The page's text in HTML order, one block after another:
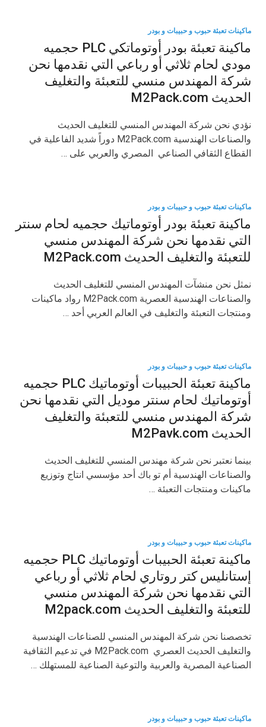
ماكينات تعبئة حبوب و حبيبات و بودر
ماكينة تعبئة بودر أوتوماتكي PLC حجميه
مودي لحام ثلاثي أو رباعي التي نقدمها نحن
شركة المهندس منسي للتعبئة والتغليف
الحديث M2Pack.com
نؤدي نحن شركة المهندس المنسي للتغليف الحديث
والصناعات الهندسية M2Pack.com دوراً شديد الفاعلية في
القطاع الثقافي الصناعي المصري والعربي على …
ماكينات تعبئة حبوب و حبيبات و بودر
ماكينة تعبئة بودر أوتوماتيك حجميه لحام سنتر
التي نقدمها نحن شركة المهندس منسي
للتعبئة والتغليف الحديث M2Pack.com
نمثل نحن منشآت المهندس المنسي للتغليف الحديث
والصناعات الهندسية العصرية M2Pack.com رواد ماكينات
ومنتجات التعبئة والتغليف في العالم العربي أحد …
ماكينات تعبئة حبوب و حبيبات و بودر
ماكينة تعبئة الحبيبات أوتوماتيك PLC حجميه
أوتوماتيك لحام سنتر موديل التي نقدمها نحن
شركة المهندس منسي للتعبئة والتغليف
الحديث M2Pavk.com
بينما نعتبر نحن شركة مهندس المنسي للتغليف الحديث
والصناعات الهندسية أم تو باك أحد مؤسسي انتاج وتوزيع
ماكينات ومنتجات التعبئة …
ماكينات تعبئة حبوب و حبيبات و بودر
ماكينة تعبئة الحبيبات أوتوماتيك PLC حجميه
إستانليس كتر روتاري لحام ثلاثي أو رباعي
التي نقدمها نحن شركة المهندس منسي
للتعبئة والتغليف الحديث M2pack.com
تخصصنا نحن شركة المهندس المنسي للصناعات الهندسية
والتغليف الحديث العصري M2Pack.com في تدعيم الثقافية
الصناعية المصرية والعربية والتوعية الصناعية للمستهلك …
ماكينات تعبئة حبوب و حبيبات و بودر